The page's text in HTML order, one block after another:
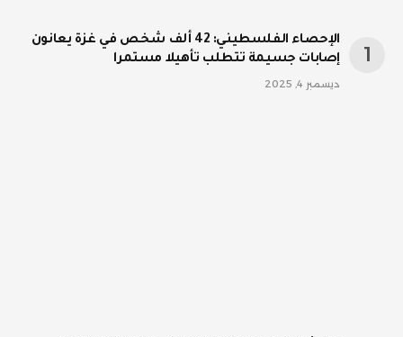
الإحصاء الفلسطيني: 42 ألف شخص في غزة يعانون
إصابات جسيمة تتطلب تأهيلا مستمرا
ديسمبر 4, 2025